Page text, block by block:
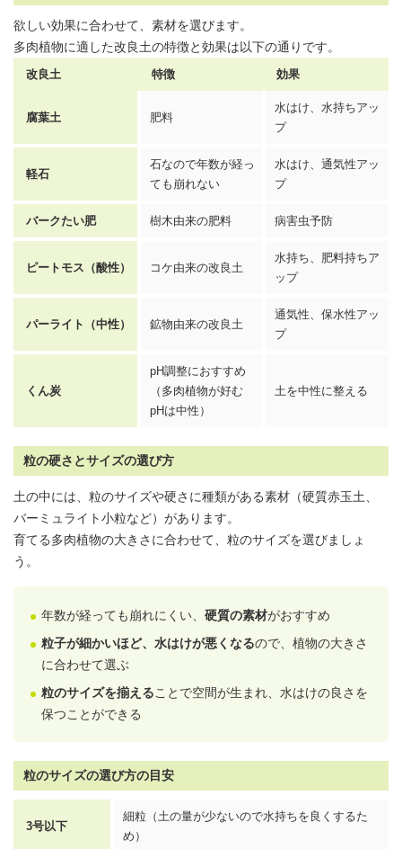
欲しい効果に合わせて、素材を選びます。
多肉植物に適した改良土の特徴と効果は以下の通りです。
改良土 特徴 効果
腐葉土 肥料
水はけ、水持ちアッ
プ
軽石
石なので年数が経っ
ても崩れない
水はけ、通気性アッ
プ
バークたい肥 樹木由来の肥料 病害虫予防
ピートモス（酸性） コケ由来の改良土
水持ち、肥料持ちア
ップ
パーライト（中性） 鉱物由来の改良土
通気性、保水性アッ
プ
くん炭
pH調整におすすめ
（多肉植物が好む
pHは中性）
土を中性に整える
粒の硬さとサイズの選び方
土の中には、粒のサイズや硬さに種類がある素材（硬質赤玉土、
バーミュライト小粒など）があります。
育てる多肉植物の大きさに合わせて、粒のサイズを選びましょ
う。
年数が経っても崩れにくい、硬質の素材がおすすめ
粒子が細かいほど、水はけが悪くなるので、植物の大きさ
に合わせて選ぶ
粒のサイズを揃えることで空間が生まれ、水はけの良さを
保つことができる
粒のサイズの選び方の目安
3号以下
細粒（土の量が少ないので水持ちを良くするた
め）